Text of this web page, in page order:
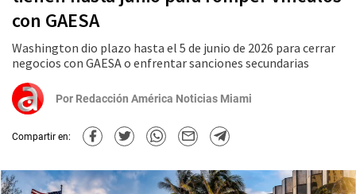
con GAESA
Washington dio plazo hasta el 5 de junio de 2026 para cerrar
negocios con GAESA o enfrentar sanciones secundarias
Por Redacción América Noticias Miami
Compartir en: